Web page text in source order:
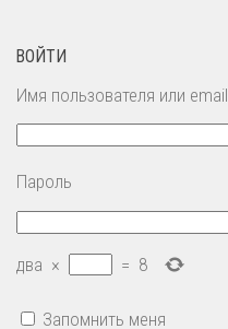
ВОЙТИ
Имя пользователя или email
Пароль
два × = 8
Запомнить меня